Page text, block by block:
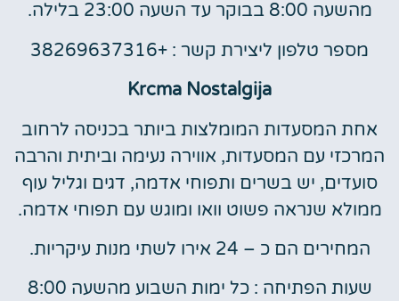
מהשעה 8:00 בבוקר עד השעה 23:00 בלילה.
מספר טלפון ליצירת קשר : +38269637316
Krcma Nostalgija
אחת המסעדות המומלצות ביותר בכניסה לרחוב
המרכזי עם המסעדות, אווירה נעימה וביתית והרבה
סועדים, יש בשרים ותפוחי אדמה, דגים וגליל עוף
ממולא שנראה פשוט וואו ומוגש עם תפוחי אדמה.
המחירים הם כ – 24 אירו לשתי מנות עיקריות.
שעות הפתיחה : כל ימות השבוע מהשעה 8:00